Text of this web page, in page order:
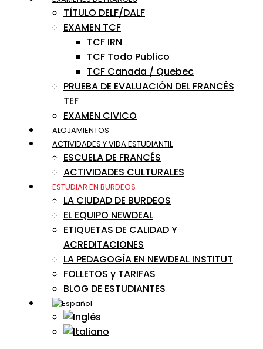
TÍTULO DELF/DALF
EXAMEN TCF
TCF IRN
TCF Todo Publico
TCF Canada / Quebec
PRUEBA DE EVALUACIÓN DEL FRANCÉS
TEF
EXAMEN CIVICO
ALOJAMIENTOS
ACTIVIDADES Y VIDA ESTUDIANTIL
ESCUELA DE FRANCÉS
ACTIVIDADES CULTURALES
ESTUDIAR EN BURDEOS
LA CIUDAD DE BURDEOS
EL EQUIPO NEWDEAL
ETIQUETAS DE CALIDAD Y
ACREDITACIONES
LA PEDAGOGÍA EN NEWDEAL INSTITUT
FOLLETOS y TARIFAS
BLOG DE ESTUDIANTES